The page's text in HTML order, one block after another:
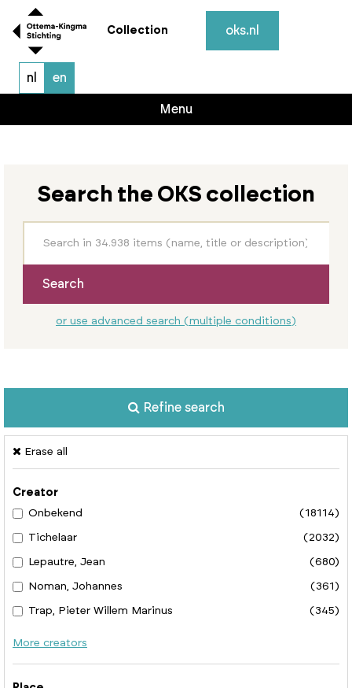
Collection oks.nl
nl en
Menu
Search the OKS collection
Search
or use advanced search (multiple conditions)
Refine search
Erase all
Creator
Onbekend
(18114)
Tichelaar (2032)
Lepautre, Jean (680)
Noman, Johannes (361)
Trap, Pieter Willem Marinus (345)
More creators